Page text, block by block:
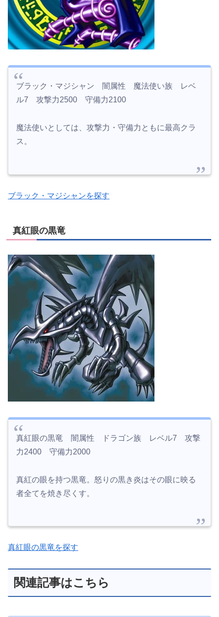
ブラック・マジシャン 闇属性 魔法使い族 レベ
ル7 攻撃力2500 守備力2100
魔法使いとしては、攻撃力・守備力ともに最高クラ
ス。
ブラック・マジシャンを探す
真紅眼の黒竜
真紅眼の黒竜 闇属性 ドラゴン族 レベル7 攻撃
力2400 守備力2000
真紅の眼を持つ黒竜。怒りの黒き炎はその眼に映る
者全てを焼き尽くす。
真紅眼の黒竜を探す
関連記事はこちら